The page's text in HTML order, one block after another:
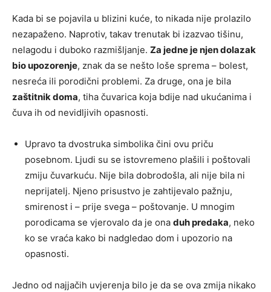
Kada bi se pojavila u blizini kuće, to nikada nije prolazilo
nezapaženo. Naprotiv, takav trenutak bi izazvao tišinu,
nelagodu i duboko razmišljanje. Za jedne je njen dolazak
bio upozorenje, znak da se nešto loše sprema – bolest,
nesreća ili porodični problemi. Za druge, ona je bila
zaštitnik doma, tiha čuvarica koja bdije nad ukućanima i
čuva ih od nevidljivih opasnosti.
Upravo ta dvostruka simbolika čini ovu priču
posebnom. Ljudi su se istovremeno plašili i poštovali
zmiju čuvarkuću. Nije bila dobrodošla, ali nije bila ni
neprijatelj. Njeno prisustvo je zahtijevalo pažnju,
smirenost i – prije svega – poštovanje. U mnogim
porodicama se vjerovalo da je ona duh predaka, neko
ko se vraća kako bi nadgledao dom i upozorio na
opasnosti.
Jedno od najjačih uvjerenja bilo je da se ova zmija nikako